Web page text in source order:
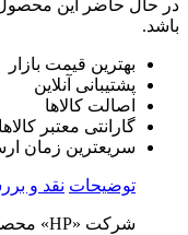
در حال حاضر این
باشد.
بهترین قیمت بازار
پشتیبانی آنلاین
اصالت کالاها
گارانتی معتبر کالاها
سریعترین زمان
توضیحات نقد و